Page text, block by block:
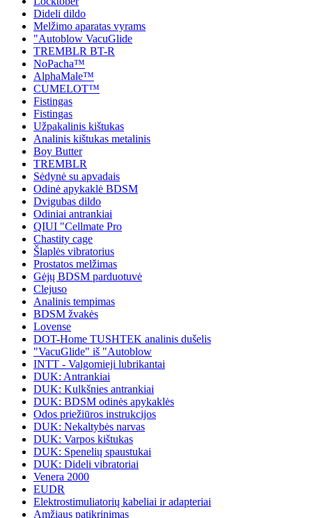
Dideli dildo
Melžimo aparatas vyrams
"Autoblow VacuGlide
TREMBLR BT-R
NoPacha™
AlphaMale™
CUMELOT™
Fistingas
Fistingas
Užpakalinis kištukas
Analinis kištukas metalinis
Boy Butter
TREMBLR
Sėdynė su apvadais
Odinė apykaklė BDSM
Dvigubas dildo
Odiniai antrankiai
QIUI "Cellmate Pro
Chastity cage
Šlaplės vibratorius
Prostatos melžimas
Gėjų BDSM parduotuvė
Clejuso
Analinis tempimas
BDSM žvakės
Lovense
DOT-Home TUSHTEK analinis dušelis
"VacuGlide" iš "Autoblow
INTT - Valgomieji lubrikantai
DUK: Antrankiai
DUK: Kulkšnies antrankiai
DUK: BDSM odinės apykaklės
Odos priežiūros instrukcijos
DUK: Nekaltybės narvas
DUK: Varpos kištukas
DUK: Spenelių spaustukai
DUK: Dideli vibratoriai
Venera 2000
EUDR
Elektrostimuliatorių kabeliai ir adapteriai
Amžiaus patikrinimas